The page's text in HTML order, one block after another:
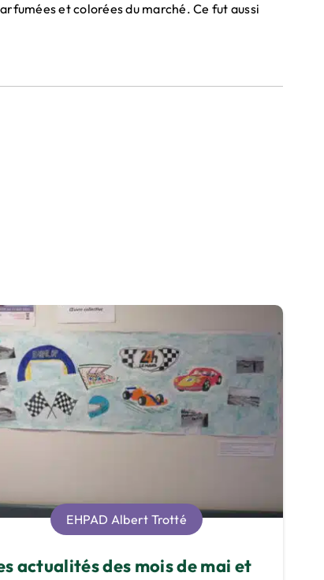
et colorées du marché. Ce fut aussi
EHPAD Albert Trotté
actualités des mois de mai et